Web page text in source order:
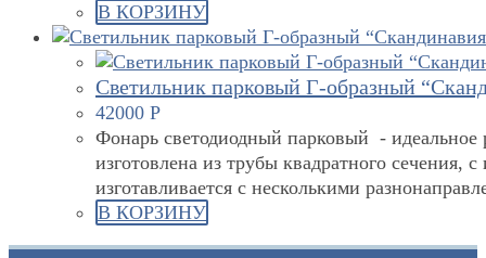
В КОРЗИНУ
Светильник парковый Г-образный
42000 Р
Фонарь светодиодный парковый - идеальное
изготовлена из трубы квадратного сечения,
изготавливается с несколькими
В КОРЗИНУ